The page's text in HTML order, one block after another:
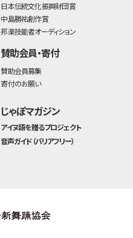
日本伝統文化振興財団賞
中島勝祐創作賞
邦楽技能者オーディション
賛助会員・寄付
賛助会員募集
寄付のお願い
じゃぽマガジン
アイヌ語を贈るプロジェクト
音声ガイド（バリアフリー）